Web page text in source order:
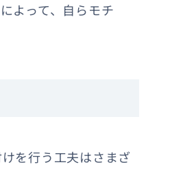
よって、自らモチ
を行う工夫はさまざ